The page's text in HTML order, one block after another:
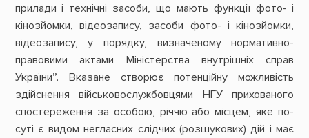
прилади і технічні засоби, що мають функції фото- і
кінозйомки, відеозапису, засоби фото- і кінозйомки,
відеозапису, у порядку, визначеному нормативно-
правовими актами Міністерства внутрішніх справ
України”. Вказане створює потенційну можливість
здійснення військовослужбовцями НГУ прихованого
спостереження за особою, річчю або місцем, яке по-
суті є видом негласних слідчих (розшукових) дій і має